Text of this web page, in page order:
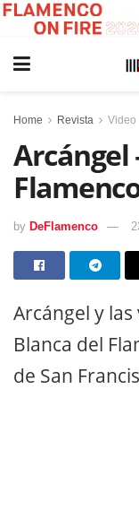
Home Revista Video
Arcángel
by DeFlamenco
Arcángel y
Blanca del
de San